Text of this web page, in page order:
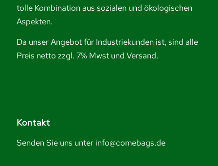
tolle Kombination aus sozialen und ökologischen
Aspekten.
Da unser Angebot für Industriekunden ist, sind alle
Preis netto zzgl. 7% Mwst und Versand.
Kontakt
Senden Sie uns unter info@comebags.de